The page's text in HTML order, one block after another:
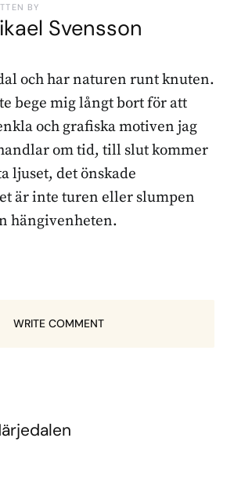
BY
Svensson
och har naturen runt knuten.
bege mig långt bort för att
och grafiska motiven jag
om tid, till slut kommer
ljuset, det önskade
är inte turen eller slumpen
hängivenheten.
WRITE COMMENT